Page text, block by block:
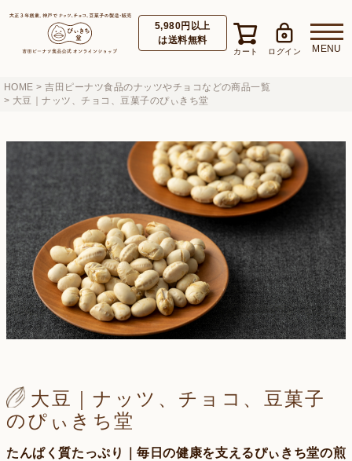
5,980円以上
は送料無料
HOME
吉田ピーナツ食品のナッツやチョコなどの商品一覧
大豆｜ナッツ、チョコ、豆菓子のぴぃきち堂
大豆｜ナッツ、チョコ、豆菓子
のぴぃきち堂
たんぱく質たっぷり｜毎日の健康を支えるぴぃきち堂の煎